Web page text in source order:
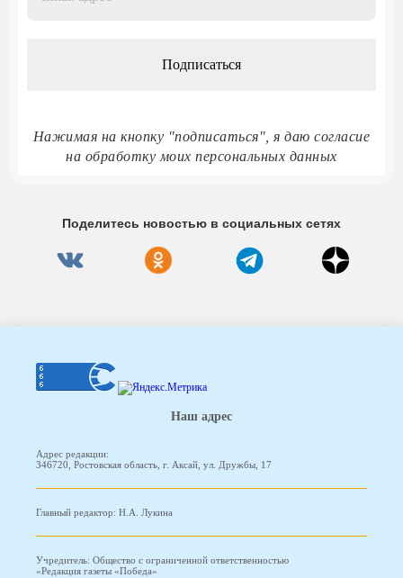
Нажимая на кнопку "подписаться", я даю согласие
на обработку моих персональных данных
Поделитесь новостью в социальных сетях
Наш адрес
Адрес редакции:
346720, Ростовская область, г. Аксай, ул. Дружбы, 17
Главный редактор: Н.А. Лукина
Учредитель: Общество с ограниченной ответственностью
«Редакция газеты «Победа»